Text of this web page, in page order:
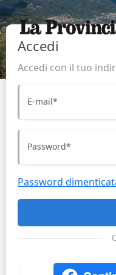
Accedi
Accedi con il tuo
E-mail*
Password*
Password